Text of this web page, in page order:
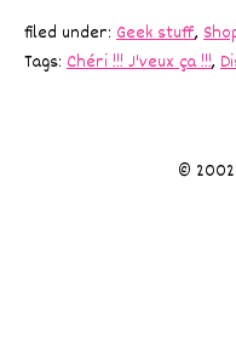
filed under: Geek stuff,
Tags: Chéri !!! J'veux ça !!!,
© 2002